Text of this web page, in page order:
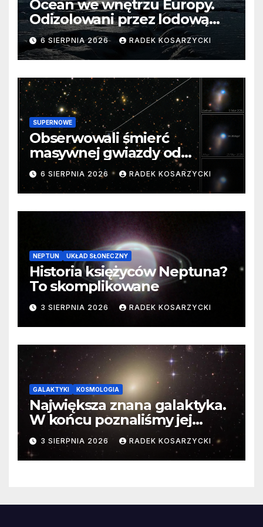
Ocean we wnętrzu Europy.
Odizolowani przez lodową
barierę
6 SIERPNIA 2026 RADEK KOSARZYCKI
SUPERNOWE
Obserwowali śmierć
masywnej gwiazdy od
samego początku. Niezwykle
cenne dane
6 SIERPNIA 2026 RADEK KOSARZYCKI
NEPTUN UKŁAD SŁONECZNY
Historia księżyców Neptuna?
To skomplikowane
3 SIERPNIA 2026 RADEK KOSARZYCKI
GALAKTYKI KOSMOLOGIA
Największa znana galaktyka.
W końcu poznaliśmy jej
faktyczne wymiary
3 SIERPNIA 2026 RADEK KOSARZYCKI